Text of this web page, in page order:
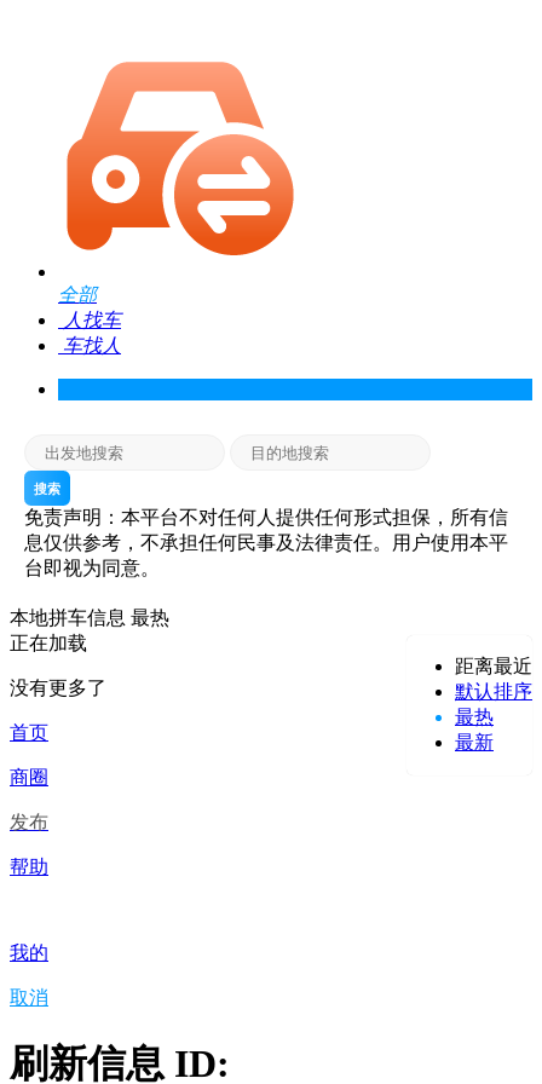
全部
人找车
车找人
搜索
免责声明：本平台不对任何人提供任何形式担保，所有信
息仅供参考，不承担任何民事及法律责任。用户使用本平
台即视为同意。
本地拼车信息 最热
距离最近
默认排序
最热
最新
正在加载
没有更多了
首页
商圈
发布
帮助
我的
取消
刷新信息 ID: